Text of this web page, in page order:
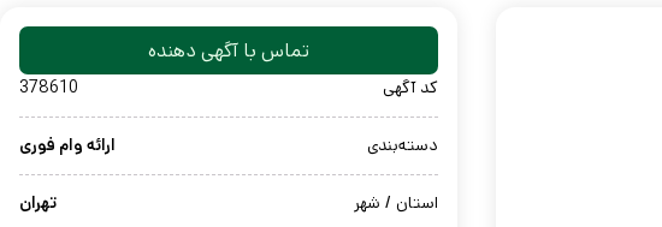
تماس با آگهی دهنده
کد آگهی 378610
دسته‌بندی ارائه وام فوری
استان / شهر تهران